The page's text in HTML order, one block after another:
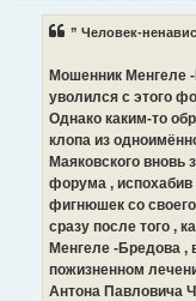
” Человек-
Мошенник Менгеле
уволился с этого
Однако каким-то
клопа из
Маяковского вновь
форума , испохабив
фигнюшек со
сразу после того ,
Менгеле -Бредова ,
пожизненном
Антона Павловича